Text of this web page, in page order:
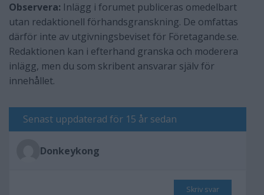
Observera: Inlägg i forumet publiceras omedelbart
utan redaktionell förhandsgranskning. De omfattas
därför inte av utgivningsbeviset för Företagande.se.
Redaktionen kan i efterhand granska och moderera
inlägg, men du som skribent ansvarar själv för
innehållet.
Senast uppdaterad för 15 år sedan
Donkeykong
Skriv svar